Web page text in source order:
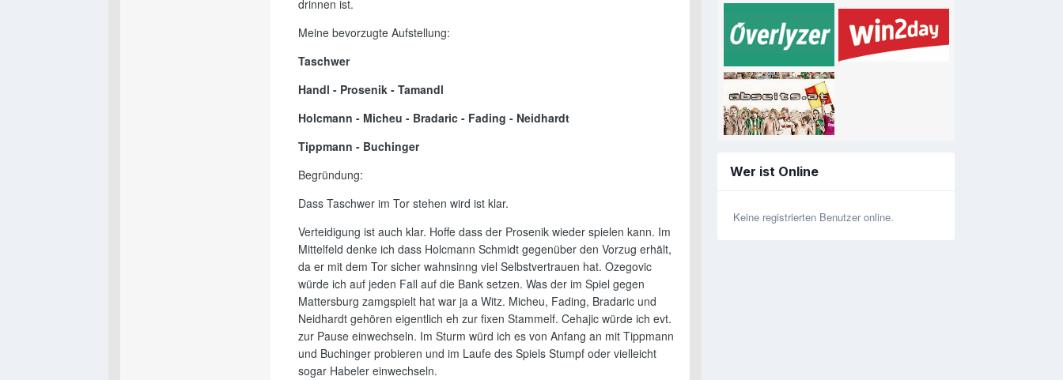
drinnen ist.
Meine bevorzugte Aufstellung:
Taschwer
Handl - Prosenik - Tamandl
Holcmann - Micheu - Bradaric - Fading - Neidhardt
Tippmann - Buchinger
Begründung:
Dass Taschwer im Tor stehen wird ist klar.
Verteidigung ist auch klar. Hoffe dass der Prosenik wieder spielen kann. Im
Mittelfeld denke ich dass Holcmann Schmidt gegenüber den Vorzug erhält,
da er mit dem Tor sicher wahnsinng viel Selbstvertrauen hat. Ozegovic
würde ich auf jeden Fall auf die Bank setzen. Was der im Spiel gegen
Mattersburg zamgspielt hat war ja a Witz. Micheu, Fading, Bradaric und
Neidhardt gehören eigentlich eh zur fixen Stammelf. Cehajic würde ich evt.
zur Pause einwechseln. Im Sturm würd ich es von Anfang an mit Tippmann
und Buchinger probieren und im Laufe des Spiels Stumpf oder vielleicht
sogar Habeler einwechseln.
Wer ist Online
Keine registrierten Benutzer online.